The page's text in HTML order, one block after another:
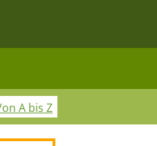
A bis Z